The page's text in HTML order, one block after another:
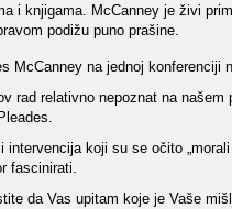
i knjigama. McCanney je živi
podižu puno prašine.
McCanney na jednoj konferenciji
rad relativno nepoznat na
koji su se očito
fascinirati.
da Vas upitam koje je Vaše